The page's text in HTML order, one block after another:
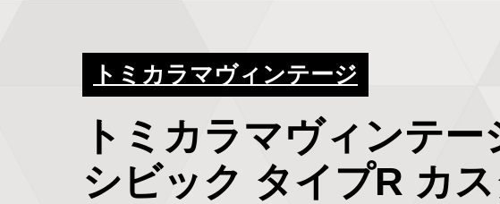
トミカラマヴィンテージ
トミカラマヴィンテ
シビック タイプR カス